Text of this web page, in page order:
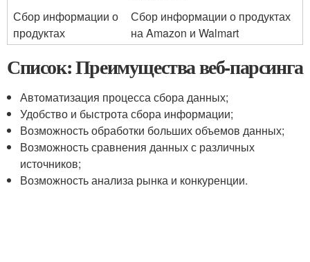
Сбор информации о
продуктах
Сбор информации о продуктах
на Amazon и Walmart
Список: Преимущества веб-парсинга
Автоматизация процесса сбора данных;
Удобство и быстрота сбора информации;
Возможность обработки больших объемов данных;
Возможность сравнения данных с различных
источников;
Возможность анализа рынка и конкуренции.